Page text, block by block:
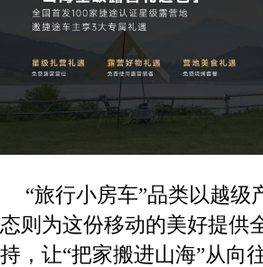
“旅行小房车”品类以越级
态则为这份移动的美好提供
持，让“把家搬进山海”从向